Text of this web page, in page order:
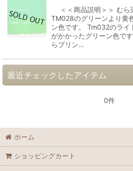
＜＜商品説明＞＞ む
TM028のグリーンより黄
ン色です。 Tm032のライ
がかかったグリーン色で
らプリン…
最近チェックしたアイテム
0件
ホーム
ショッピングカート